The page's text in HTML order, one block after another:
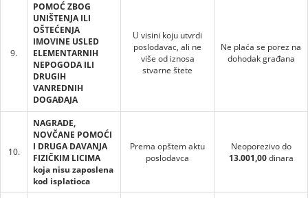
9.
POMOĆ ZBOG
UNIŠTENJA ILI
OŠTEĆENJA
IMOVINE USLED
ELEMENTARNIH
NEPOGODA ILI
DRUGIH
VANREDNIH
DOGAĐAJA
U visini koju utvrdi
poslodavac, ali ne
više od iznosa
stvarne štete
Ne plaća se porez na
dohodak građana
10.
NAGRADE,
NOVČANE POMOĆI
I DRUGA DAVANJA
FIZIČKIM LICIMA
koja nisu zaposlena
kod isplatioca
Prema opštem aktu
poslodavca
Neoporezivo do
13.001,00dinara